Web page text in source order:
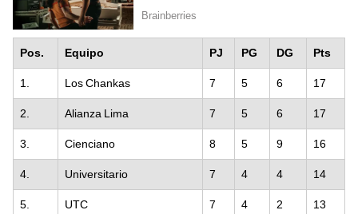
Pos. Equipo PJ PG DG Pts
1. Los Chankas 7 5 6 17
2. Alianza Lima 7 5 6 17
3. Cienciano 8 5 9 16
4. Universitario 7 4 4 14
5. UTC 7 4 2 13